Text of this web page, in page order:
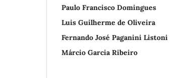
Paulo Francisco Domingues
Luis Guilherme de Oliveira
Fernando José Paganini Listoni
Márcio Garcia Ribeiro